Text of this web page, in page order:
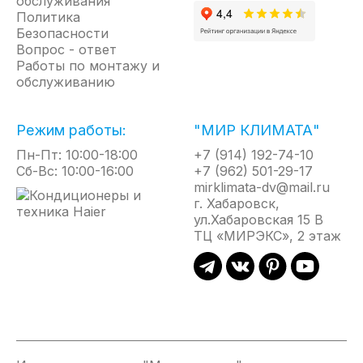
Политика
Безопасности
Вопрос - ответ
Работы по монтажу и
обслуживанию
Режим работы:
Пн-Пт: 10:00-18:00
Сб-Вс: 10:00-16:00
"МИР КЛИМАТА"
+7 (914) 192-74-10
+7 (962) 501-29-17
mirklimata-dv@mail.ru
г. Хабаровск,
ул.Хабаровская 15 В
ТЦ «МИРЭКС», 2 этаж